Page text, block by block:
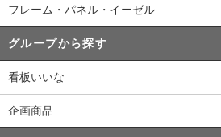
フレーム・パネル・イーゼル
グループから探す
看板いいな
企画商品